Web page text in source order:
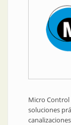
Micro Control
soluciones